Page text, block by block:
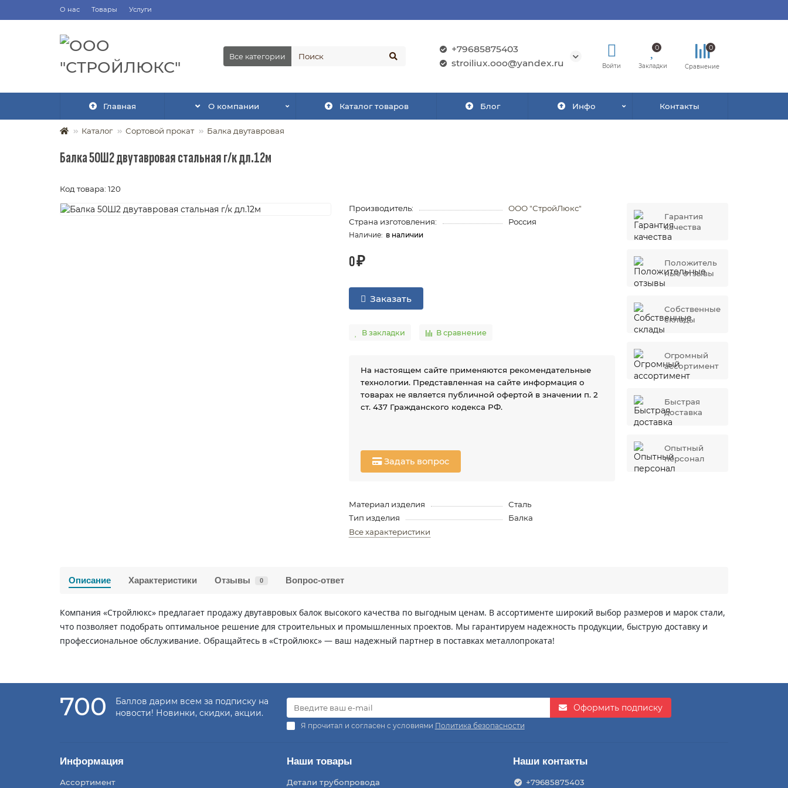
О нас Товары Услуги
Все категории
+79685875403
stroiliux.ooo@yandex.ru
Войти
0
Закладки
0
Сравнение
Главная О компании Каталог товаров Блог Инфо Контакты
Каталог Сортовой прокат Балка двутавровая
Балка 50Ш2 двутавровая стальная г/к дл.12м
Код товара: 120
Производитель:
ООО "СтройЛюкс"
Страна изготовления:
Россия
в наличии
0 ₽
Заказать
В закладки В сравнение
На настоящем сайте применяются рекомендательные
технологии. Представленная на сайте информация о
товарах не является публичной офертой в значении п. 2
ст. 437 Гражданского кодекса РФ.
Задать вопрос
Материал изделия
Сталь
Тип изделия
Балка
Все характеристики
Гарантия
качества
Положитель
ные отзывы
Собственные
склады
Огромный
ассортимент
Быстрая
доставка
Опытный
персонал
Описание Характеристики Отзывы 0 Вопрос-ответ
Компания «Стройлюкс» предлагает продажу двутавровых балок высокого качества по выгодным ценам. В ассортименте широкий выбор размеров и марок стали,
что позволяет подобрать оптимальное решение для строительных и промышленных проектов. Мы гарантируем надежность продукции, быструю доставку и
профессиональное обслуживание. Обращайтесь в «Стройлюкс» — ваш надежный партнер в поставках металлопроката!
700
Баллов дарим всем за подписку на
новости! Новинки, скидки, акции.
Оформить подписку
Я прочитал и согласен с условиями Политика безопасности
Информация
Ассортимент
Наши товары
Детали трубопровода
Наши контакты
+79685875403